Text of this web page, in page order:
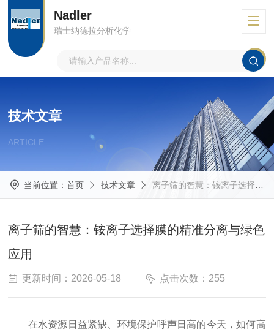
Nadler
瑞士纳德拉分析化学
技术文章
ARTICLE
当前位置： 首页 技术文章 离子筛的智慧：铵离子选择膜的精准分离与绿色应用
离子筛的智慧：铵离子选择膜的精准分离与绿色
应用
更新时间：2026-05-18 点击次数：255
在水资源日益紧缺、环境保护呼声日高的今天，如何高